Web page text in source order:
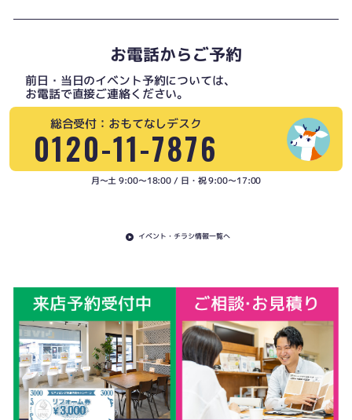
お電話からご予約
前日・当日のイベント予約については、
お電話で直接ご連絡ください。
総合受付：おもてなしデスク
0120-11-7876
月〜土 9:00〜18:00 / 日・祝 9:00〜17:00
イベント・チラシ情報一覧へ